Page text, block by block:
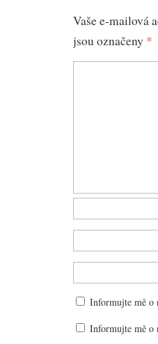
Vaše e-mailová
jsou označeny *
Informujte mě o
Informujte mě o